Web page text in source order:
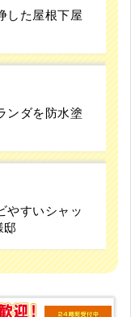
した屋根下屋
ンダを防水塗
やすいシャッ
邸